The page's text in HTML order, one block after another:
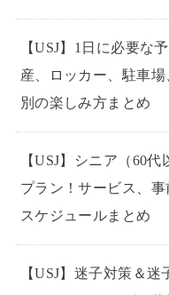
【USJ】1日に必要な
産、ロッカー、駐車
別の楽しみ方まとめ
【USJ】シニア（60
プラン！サービス、事
スケジュールまとめ
【USJ】迷子対策＆